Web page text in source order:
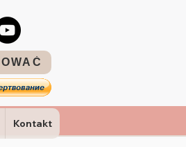
Kontakt